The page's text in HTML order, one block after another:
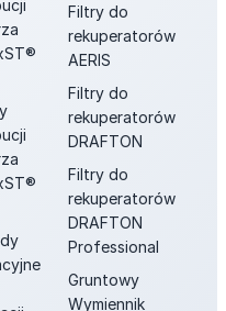
Filtry do
rekuperatorów
AERIS
Filtry do
rekuperatorów
DRAFTON
Filtry do
rekuperatorów
DRAFTON
Professional
Gruntowy
Wymiennik